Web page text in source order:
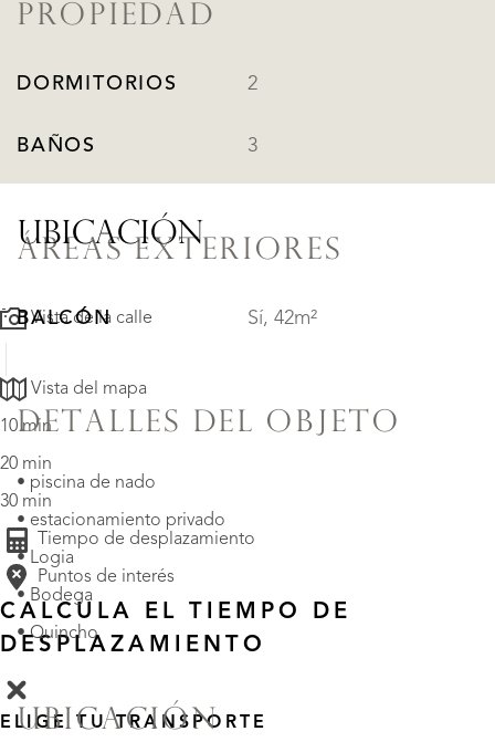
PROPIEDAD
DORMITORIOS 2
BAÑOS 3
ÁREAS EXTERIORES
BALCÓN Sí, 42m²
DETALLES DEL OBJETO
• piscina de nado
• estacionamiento privado
• Logia
• Bodega
• Quincho
UBICACIÓN
UBICACIÓN
Vista de la calle
Vista del mapa
10 min
20 min
30 min
Tiempo de desplazamiento
Puntos de interés
CALCULA EL TIEMPO DE
DESPLAZAMIENTO
ELIGE TU TRANSPORTE